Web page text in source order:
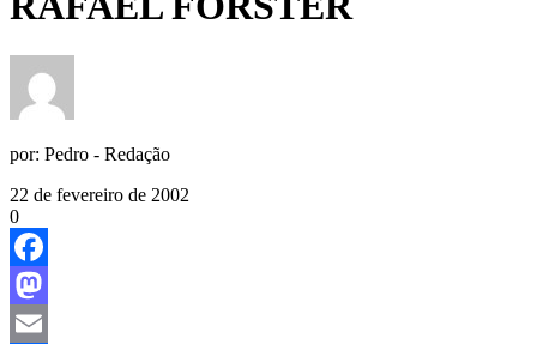
por: Pedro - Redação
22 de fevereiro de 2002
0
Facebook
Mastodon